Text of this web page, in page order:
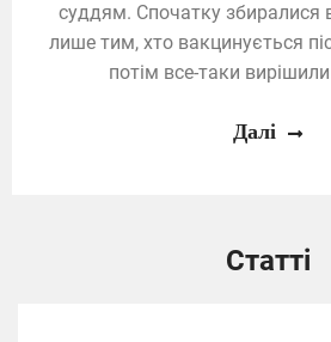
суддям. Спочатку збиралися
лише тим, хто вакцинується
потім все-таки
Далі
Статті